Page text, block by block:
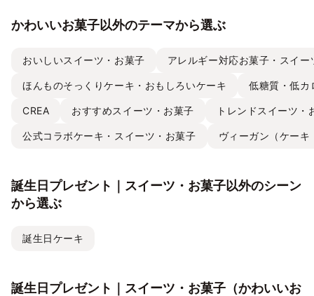
かわいいお菓子以外のテーマから選ぶ
おいしいスイーツ・お菓子 アレルギー対応お菓子・スイー
ほんものそっくりケーキ・おもしろいケーキ 低糖質・低カ
CREA おすすめスイーツ・お菓子 トレンドスイーツ・
公式コラボケーキ・スイーツ・お菓子 ヴィーガン（ケー
誕生日プレゼント｜スイーツ・お菓子以外のシーン
から選ぶ
誕生日ケーキ
誕生日プレゼント｜スイーツ・お菓子（かわいいお